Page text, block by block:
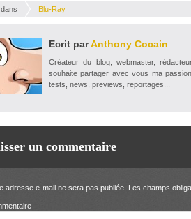
Blu-Ray
Ecrit parAnthony Cocain
Créateur du blog, webmaster,
souhaite partager avec vous ma
tests, news, previews, reportages...
un commentaire
adresse e-mail ne sera pas publiée. Les champs